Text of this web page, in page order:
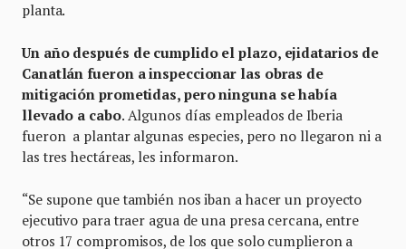
planta.
Un año después de cumplido el plazo, ejidatarios de
Canatlán fueron a inspeccionar las obras de
mitigación prometidas, pero ninguna se había
llevado a cabo. Algunos días empleados de Iberia
fueron a plantar algunas especies, pero no llegaron ni a
las tres hectáreas, les informaron.
“Se supone que también nos iban a hacer un proyecto
ejecutivo para traer agua de una presa cercana, entre
otros 17 compromisos, de los que solo cumplieron a